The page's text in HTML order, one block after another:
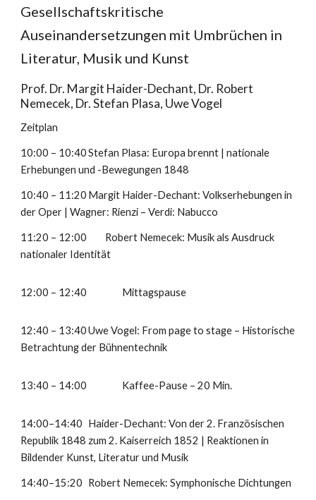
Gesellschaftskritische
Auseinandersetzungen mit Umbrüchen in
Literatur, Musik und Kunst
Prof. Dr. Margit Haider-Dechant, Dr. Robert
Nemecek, Dr. Stefan Plasa, Uwe Vogel
Zeitplan
10:00 – 10:40 Stefan Plasa: Europa brennt | nationale
Erhebungen und -Bewegungen 1848
10:40 – 11:20 Margit Haider-Dechant: Volkserhebungen in
der Oper | Wagner: Rienzi – Verdi: Nabucco
11:20 – 12:00
Robert Nemecek: Musik als Ausdruck
nationaler Identität
12:00 – 12:40 Mittagspause
12:40 – 13:40 Uwe Vogel: From page to stage – Historische
Betrachtung der Bühnentechnik
13:40 – 14:00 Kaffee-Pause – 20 Min.
14:00–14:40 Haider-Dechant: Von der 2. Französischen
Republik 1848 zum 2. Kaiserreich 1852 | Reaktionen in
Bildender Kunst, Literatur und Musik
14:40–15:20 Robert Nemecek: Symphonische Dichtungen